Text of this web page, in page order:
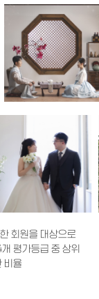
회원을 대상으로
평가등급 중 상위
비율